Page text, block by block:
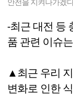
-최근 대전 등
품 관련 이슈
▲최근 우리
변화로 인한